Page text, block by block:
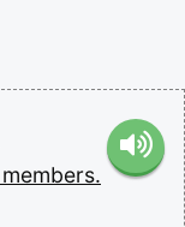
members.